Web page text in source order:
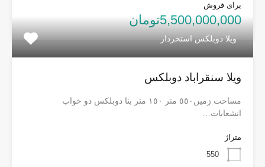
برای فروش
5,500,000,000تومان
ویلا دوبلکس استخردار
ویلا سنقراباد دوبلکس
مساحت زمین٥٥٠ متر ١٥٠ متر بنا دوبلكس دو خواب
انشعابات…
متراژ
550